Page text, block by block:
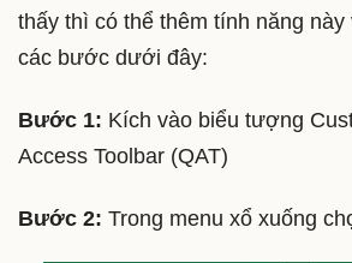
thấy thì có thể thêm tính năng này
các bước dưới đây:
Bước 1: Kích vào biểu tượng
Access Toolbar (QAT)
Bước 2: Trong menu xổ xuống